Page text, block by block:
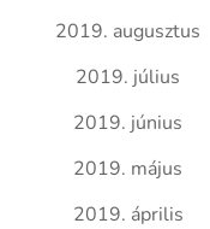
2019. augusztus
2019. július
2019. június
2019. május
2019. április